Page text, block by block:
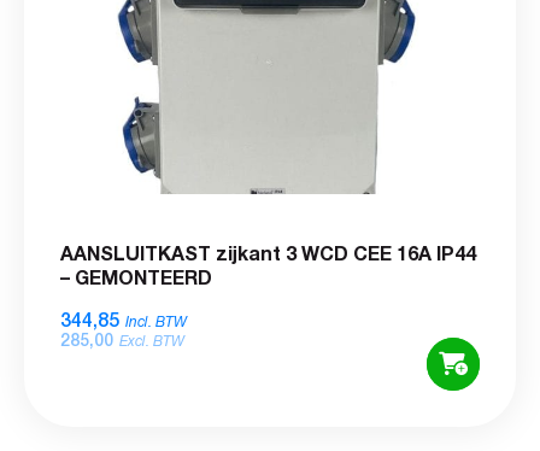
AANSLUITKAST zijkant 3 WCD CEE 16A IP44
– GEMONTEERD
344,85 Incl. BTW
285,00 Excl. BTW